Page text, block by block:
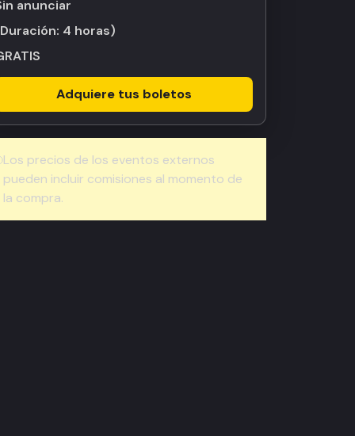
Sin anunciar
4 horas)
Adquiere tus boletos
Los precios de los eventos externos
pueden incluir comisiones al momento de
la compra.